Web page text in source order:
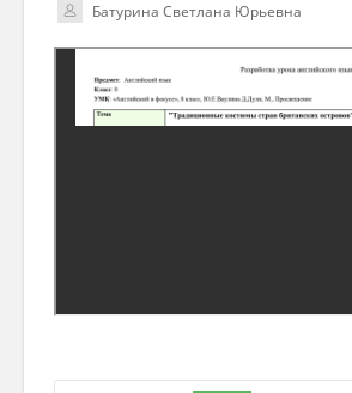
Батурина Светлана Юрьевна